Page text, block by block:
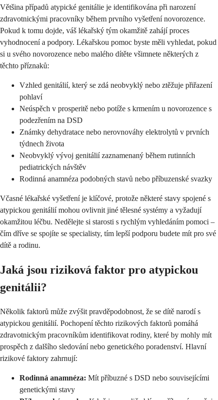
Většina případů atypické genitálie je identifikována při narození
zdravotnickými pracovníky během prvního vyšetření novorozence.
Pokud k tomu dojde, váš lékařský tým okamžitě zahájí proces
vyhodnocení a podpory. Lékařskou pomoc byste měli vyhledat, pokud
si u svého novorozence nebo malého dítěte všimnete některých z
těchto příznaků:
Vzhled genitálií, který se zdá neobvyklý nebo ztěžuje přiřazení
pohlaví
Neúspěch v prosperitě nebo potíže s krmením u novorozence s
podezřením na DSD
Známky dehydratace nebo nerovnováhy elektrolytů v prvních
týdnech života
Neobvyklý vývoj genitálií zaznamenaný během rutinních
pediatrických návštěv
Rodinná anamnéza podobných stavů nebo příbuzenské svazky
Včasné lékařské vyšetření je klíčové, protože některé stavy spojené s
atypickou genitálií mohou ovlivnit jiné tělesné systémy a vyžadují
okamžitou léčbu. Nedělejte si starosti s rychlým vyhledáním pomoci –
čím dříve se spojíte se specialisty, tím lepší podporu budete mít pro své
dítě a rodinu.
Jaká jsou riziková faktor pro atypickou
genitálii?
Několik faktorů může zvýšit pravděpodobnost, že se dítě narodí s
atypickou genitálií. Pochopení těchto rizikových faktorů pomáhá
zdravotnickým pracovníkům identifikovat rodiny, které by mohly mít
prospěch z dalšího sledování nebo genetického poradenství. Hlavní
rizikové faktory zahrnují:
Rodinná anamnéza: Mít příbuzné s DSD nebo souvisejícími
genetickými stavy